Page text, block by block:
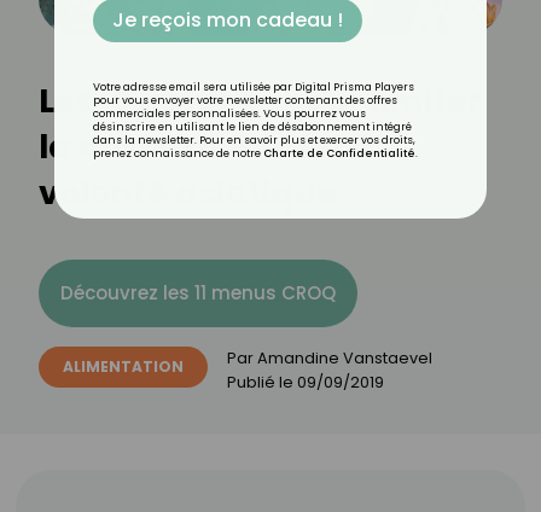
Les 10 astuces pour limiter
la casse au buffet à
volonté asiatique
Découvrez les 11 menus CROQ
ALIMENTATION ParAmandine Vanstaevel
Publié le 09/09/2019
Je reçois mon cadeau !
Votre adresse email sera utilisée par Digital Prisma Players
pour vous envoyer votre newsletter contenant des offres
commerciales personnalisées. Vous pourrez vous
désinscrire en utilisant le lien de désabonnement intégré
dans la newsletter. Pour en savoir plus et exercer vos droits,
prenez connaissance de notre Charte de Confidentialité.